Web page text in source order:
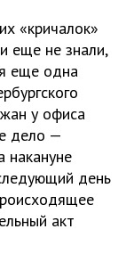
«кричалок»
еще не знали,
еще одна
у офиса
дело —
накануне
день
акт